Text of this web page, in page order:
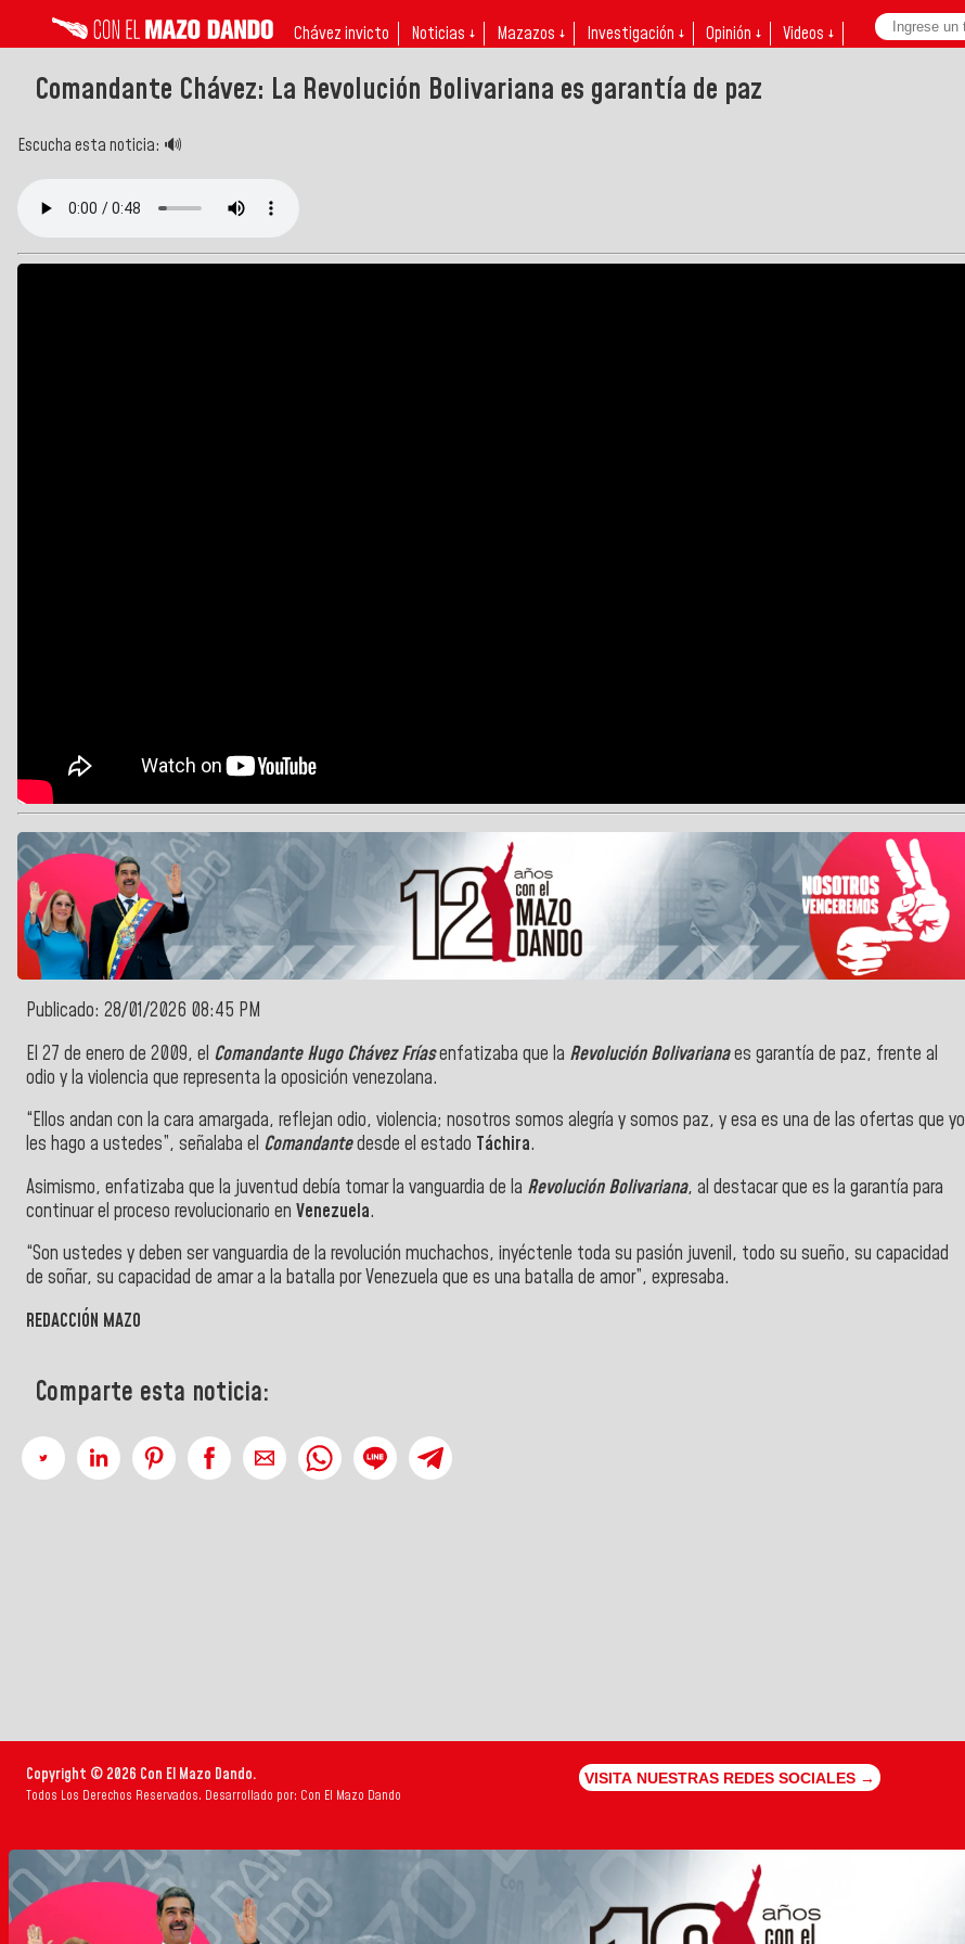
Chávez invicto Noticias ↓ Mazazos ↓ Investigación ↓ Opinión ↓ Videos ↓
Comandante Chávez: La Revolución Bolivariana es garantía de paz
Escucha esta noticia: 🔊
Publicado: 28/01/2026 08:45 PM
El 27 de enero de 2009, el Comandante Hugo Chávez Fríasenfatizaba que la Revolución Bolivarianaes garantía de paz, frente al
odio y la violencia que representa la oposición venezolana.
“Ellos andan con la cara amargada, reflejan odio, violencia; nosotros somos alegría y somos paz, y esa es una de las ofertas que yo
les hago a ustedes”, señalaba el Comandantedesde el estado Táchira.
Asimismo, enfatizaba que la juventud debía tomar la vanguardia de la Revolución Bolivariana, al destacar que es la garantía para
continuar el proceso revolucionario en Venezuela.
“Son ustedes y deben ser vanguardia de la revolución muchachos, inyéctenle toda su pasión juvenil, todo su sueño, su capacidad
de soñar, su capacidad de amar a la batalla por Venezuela que es una batalla de amor”, expresaba.
REDACCIÓN MAZO
Comparte esta noticia:
Copyright © 2026 Con El Mazo Dando.
Todos Los Derechos Reservados. Desarrollado por: Con El Mazo Dando
VISITA NUESTRAS REDES SOCIALES →